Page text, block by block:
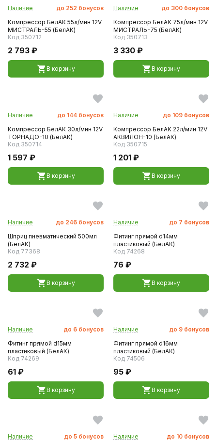
Наличие до 252 бонусов
Компрессор БелАК 55л/мин 12V
МИСТРАЛЬ-55 (БелАК)
Код 350712
2 793 ₽
В корзину
Наличие до 300 бонусов
Компрессор БелАК 75л/мин 12V
МИСТРАЛЬ-75 (БелАК)
Код 350713
3 330 ₽
В корзину
Наличие до 144 бонусов
Компрессор БелАК 30л/мин 12V
ТОРНАДО-10 (БелАК)
Код 350714
1 597 ₽
В корзину
Наличие до 109 бонусов
Компрессор БелАК 22л/мин 12V
АКВИЛОН-10 (БелАК)
Код 350715
1 201 ₽
В корзину
Наличие до 246 бонусов
Шприц пневматический 500мл
(БелАК)
Код 77368
2 732 ₽
В корзину
Наличие до 7 бонусов
Фитинг прямой d14мм
пластиковый (БелАК)
Код 74268
76 ₽
В корзину
Наличие до 6 бонусов
Фитинг прямой d15мм
пластиковый (БелАК)
Код 74269
61 ₽
В корзину
Наличие до 9 бонусов
Фитинг прямой d16мм
пластиковый (БелАК)
Код 74506
95 ₽
В корзину
Наличие до 5 бонусов
Наличие до 10 бонусов